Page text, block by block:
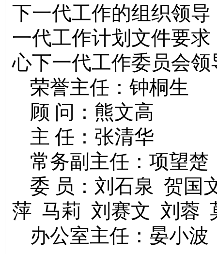
下一代工作的组织领导
一代工作计划文件要
心下一代工作委员会
荣誉主任：钟桐生
顾 问：熊文高
主 任：张清华
常务副主任：项望楚
委 员：刘石泉 贺国
萍 马莉 刘赛文 刘蓉
办公室主任：晏小波